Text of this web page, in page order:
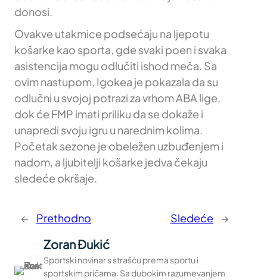
donosi.
Ovakve utakmice podsećaju na ljepotu
košarke kao sporta, gde svaki poen i svaka
asistencija mogu odlučiti ishod meča. Sa
ovim nastupom, Igokea je pokazala da su
odlučni u svojoj potrazi za vrhom ABA lige,
dok će FMP imati priliku da se dokaže i
unapredi svoju igru u narednim kolima.
Početak sezone je obeležen uzbuđenjem i
nadom, a ljubitelji košarke jedva čekaju
sledeće okršaje.
← Prethodno Sledeće →
Zoran Đukić
Sportski novinar s strašću prema sportu i
sportskim pričama. Sa dubokim razumevanjem